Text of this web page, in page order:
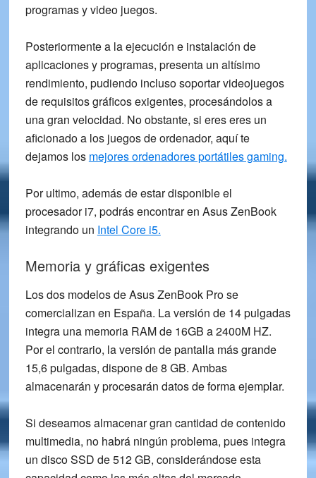
programas y video juegos.
Posteriormente a la ejecución e instalación de
aplicaciones y programas, presenta un altísimo
rendimiento, pudiendo incluso soportar videojuegos
de requisitos gráficos exigentes, procesándolos a
una gran velocidad. No obstante, si eres eres un
aficionado a los juegos de ordenador, aquí te
dejamos los mejores ordenadores portátiles gaming.
Por ultimo, además de estar disponible el
procesador i7, podrás encontrar en Asus ZenBook
integrando un Intel Core i5.
Memoria y gráficas exigentes
Los dos modelos deAsus ZenBook Prose
comercializan en España. La versión de 14 pulgadas
integra una memoria RAM de 16GB a 2400M HZ.
Por el contrario, la versión de pantalla más grande
15,6 pulgadas, dispone de 8 GB. Ambas
almacenarán y procesarán datos de forma ejemplar.
Si deseamos almacenar gran cantidad de contenido
multimedia, no habrá ningún problema, pues integra
un discoSSD de 512 GB, considerándose esta